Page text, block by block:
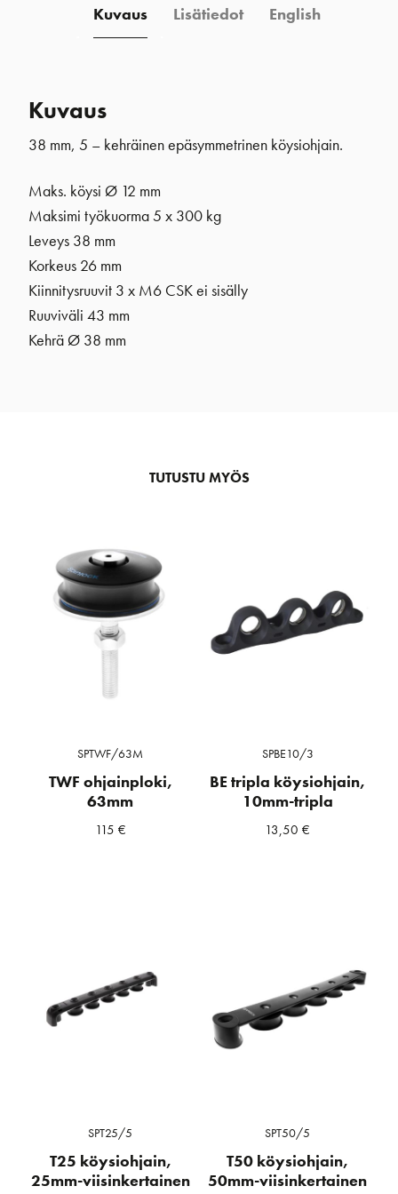
Kuvaus Lisätiedot English
Kuvaus
38 mm, 5 – kehräinen epäsymmetrinen köysiohjain.
Maks. köysi Ø 12 mm
Maksimi työkuorma 5 x 300 kg
Leveys 38 mm
Korkeus 26 mm
Kiinnitysruuvit 3 x M6 CSK ei sisälly
Ruuviväli 43 mm
Kehrä Ø 38 mm
TUTUSTU MYÖS
SPTWF/63M
TWF ohjainploki,
63mm
115 €
SPBE10/3
BE tripla köysiohjain,
10mm-tripla
13,50€
SPT25/5
T25 köysiohjain,
25mm-viisinkertainen
SPT50/5
T50 köysiohjain,
50mm-viisinkertainen